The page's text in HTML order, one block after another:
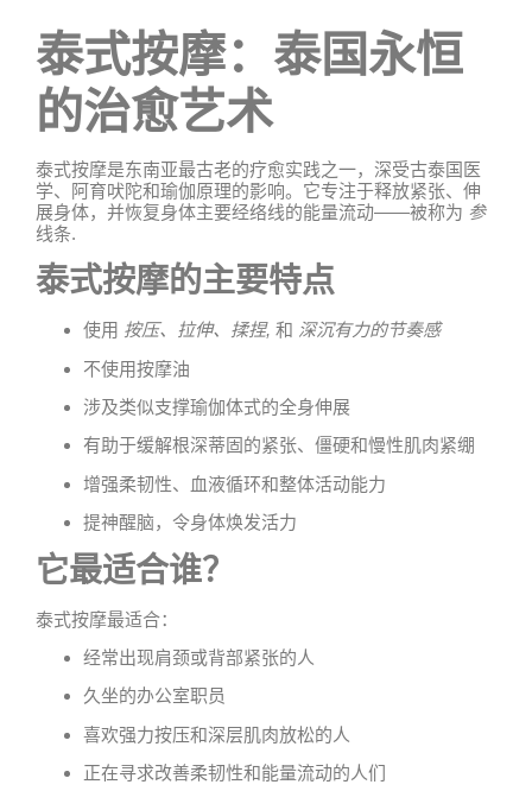
泰式按摩：泰国永恒
的治愈艺术
泰式按摩是东南亚最古老的疗愈实践之一，深受古泰国医
学、阿育吠陀和瑜伽原理的影响。它专注于释放紧张、伸
展身体，并恢复身体主要经络线的能量流动——被称为 参
线条.
泰式按摩的主要特点
使用 按压、拉伸、揉捏, 和 深沉有力的节奏感
不使用按摩油
涉及类似支撑瑜伽体式的全身伸展
有助于缓解根深蒂固的紧张、僵硬和慢性肌肉紧绷
增强柔韧性、血液循环和整体活动能力
提神醒脑，令身体焕发活力
它最适合谁？
泰式按摩最适合：
经常出现肩颈或背部紧张的人
久坐的办公室职员
喜欢强力按压和深层肌肉放松的人
正在寻求改善柔韧性和能量流动的人们